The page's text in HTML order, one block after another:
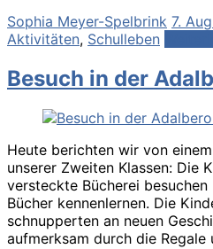
Sophia Meyer-Spelbrink 7.
Aktivitäten, Schulleben
Besuch in der
Heute berichten wir von
unserer Zweiten Klassen: Die
versteckte Bücherei
Bücher kennenlernen. Die
schnupperten an neuen
aufmerksam durch die Regale